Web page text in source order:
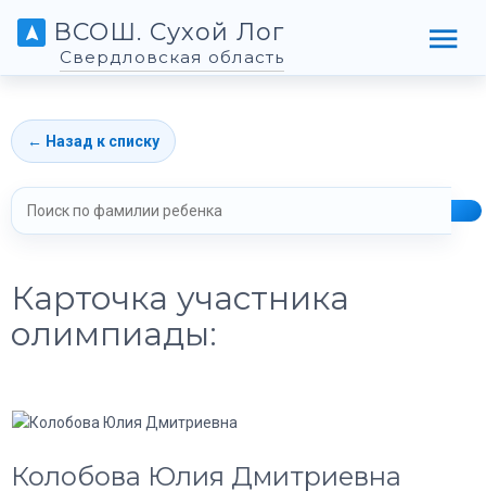
ВСОШ. Сухой Лог
Свердловская область
← Назад к списку
Карточка участника
олимпиады:
Колобова Юлия Дмитриевна